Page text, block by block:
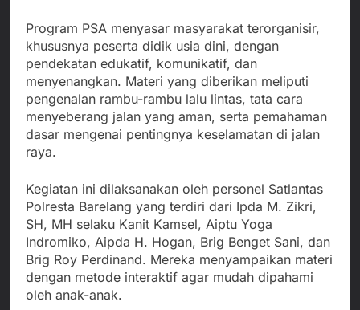
Program PSA menyasar masyarakat terorganisir,
khususnya peserta didik usia dini, dengan
pendekatan edukatif, komunikatif, dan
menyenangkan. Materi yang diberikan meliputi
pengenalan rambu-rambu lalu lintas, tata cara
menyeberang jalan yang aman, serta pemahaman
dasar mengenai pentingnya keselamatan di jalan
raya.
Kegiatan ini dilaksanakan oleh personel Satlantas
Polresta Barelang yang terdiri dari Ipda M. Zikri,
SH, MH selaku Kanit Kamsel, Aiptu Yoga
Indromiko, Aipda H. Hogan, Brig Benget Sani, dan
Brig Roy Perdinand. Mereka menyampaikan materi
dengan metode interaktif agar mudah dipahami
oleh anak-anak.